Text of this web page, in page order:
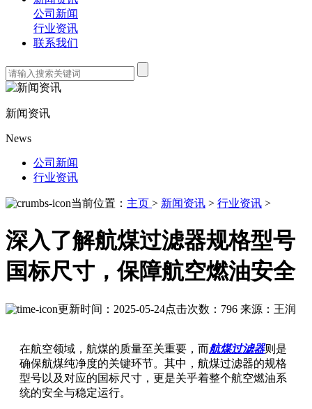
公司新闻
行业资讯
联系我们
新闻资讯
News
公司新闻
行业资讯
当前位置： 主页 > 新闻资讯 > 行业资讯 >
深入了解航煤过滤器规格型号
国标尺寸，保障航空燃油安全
更新时间：2025-05-24点击次数：796 来源：王润
在航空领域，航煤的质量至关重要，而航煤过滤器则是
确保航煤纯净度的关键环节。其中，航煤过滤器的规格
型号以及对应的国标尺寸，更是关乎着整个航空燃油系
统的安全与稳定运行。